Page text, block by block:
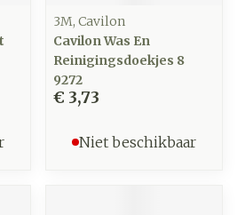
3M, Cavilon
Cavilon Was En
Reinigingsdoekjes 8
9272
€ 3,73
Niet beschikbaar